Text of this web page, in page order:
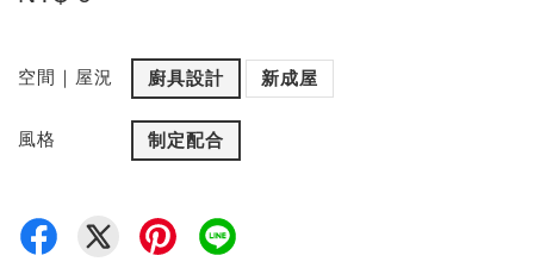
空間｜屋況 廚具設計 新成屋
風格 制定配合